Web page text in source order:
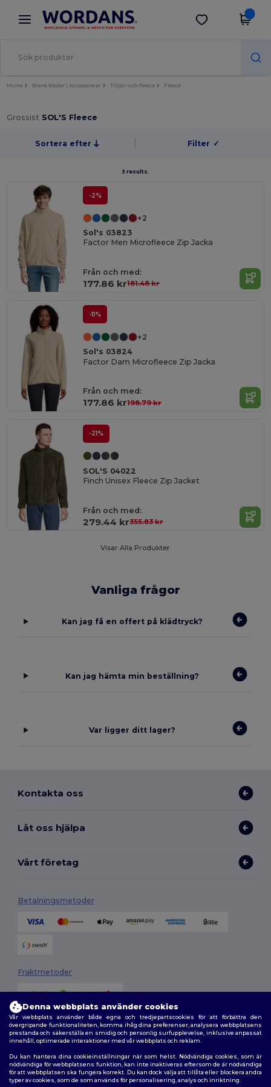
× Wordans-app
Bättre priser i appen!
Hämta app
Home Blank kläder | Accessoarer Tröjor och fleece Fleece
Grossist SOL'S Fleece
Sortera efter Filter ✓
3 results.
-2%
+2
Sol's 03823
Factor Men Microfleece Zip Jacka
Från och med:
177.86 kr181.48 kr
-11%
+2
Sol's 03824
Factor Dam Microfleece Zip Jacka
Från och med:
177.86 kr198.79 kr
-21%
SOL'S 04022
Finch Unisex Fleece Zip Jacket
Från och med:
279.44 kr355.83 kr
Visar Alla Produkter.
Vanliga frågor
Kan jag få en offert på klädtryck?
Kan jag hämta min beställning?
Var ligger ditt lager?
Kontakta oss
Låt oss hjälpa
Vårt företag
Betalningsmetoder
Fraktmetoder
Följ oss
Denna webbplats använder cookies
Vår webbplats använder både egna och tredjepartscookies för att förbättra den
övergripande funktionaliteten, komma ihåg dina preferenser, analysera webbplatsens
prestanda och säkerställa en smidig och personlig surfupplevelse, inklusive anpassat
innehåll, optimerade interaktioner med vår webbplats och reklam.
Du kan hantera dina cookieinställningar när som helst. Nödvändiga cookies, som är
nödvändiga för webbplatsens funktion, kan inte inaktiveras eftersom de är nödvändiga
för att webbplatsen ska fungera korrekt. Du kan dock välja att tillåta eller blockera andra
typer av cookies, som de som används för personalisering, analys och inriktning.